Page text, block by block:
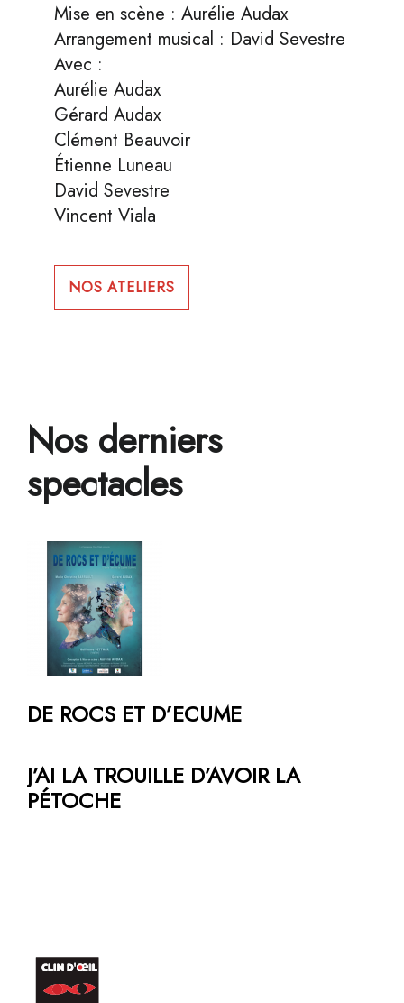
Mise en scène : Aurélie Audax
Arrangement musical : David Sevestre
Avec :
Aurélie Audax
Gérard Audax
Clément Beauvoir
Étienne Luneau
David Sevestre
Vincent Viala
NOS ATELIERS
Nos derniers
spectacles
DE ROCS ET D’ECUME
J’AI LA TROUILLE D’AVOIR LA
PÉTOCHE